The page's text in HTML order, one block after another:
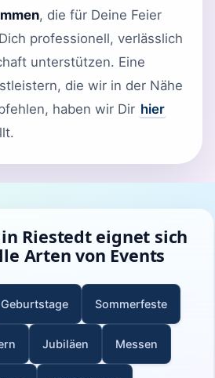
, die für Deine Feier
professionell, verlässlich
unterstützen. Eine
die wir in der Nähe
haben wir Dir hier
Riestedt eignet sich
Arten von Events
Geburtstage Sommerfeste
Jubiläen Messen